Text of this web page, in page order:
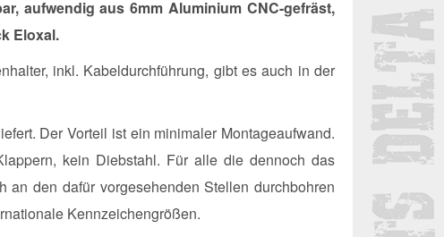
, aufwendig aus 6mm Aluminium CNC-gefräst,
Eloxal.
inkl. Kabeldurchführung, gibt es auch in der
Der Vorteil ist ein minimaler Montageaufwand.
kein Diebstahl. Für alle die dennoch das
an den dafür vorgesehenden Stellen durchbohren
Kennzeichengrößen.